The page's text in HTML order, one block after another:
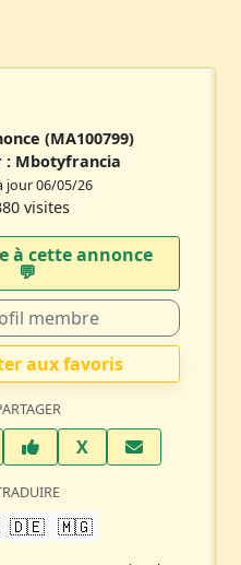
(MA100799)
: Mbotyfrancia
jour 06/05/26
visites
à cette annonce
💬​
membre
aux favoris
Facebook
XTwitter X
🇩🇪 🇲🇬